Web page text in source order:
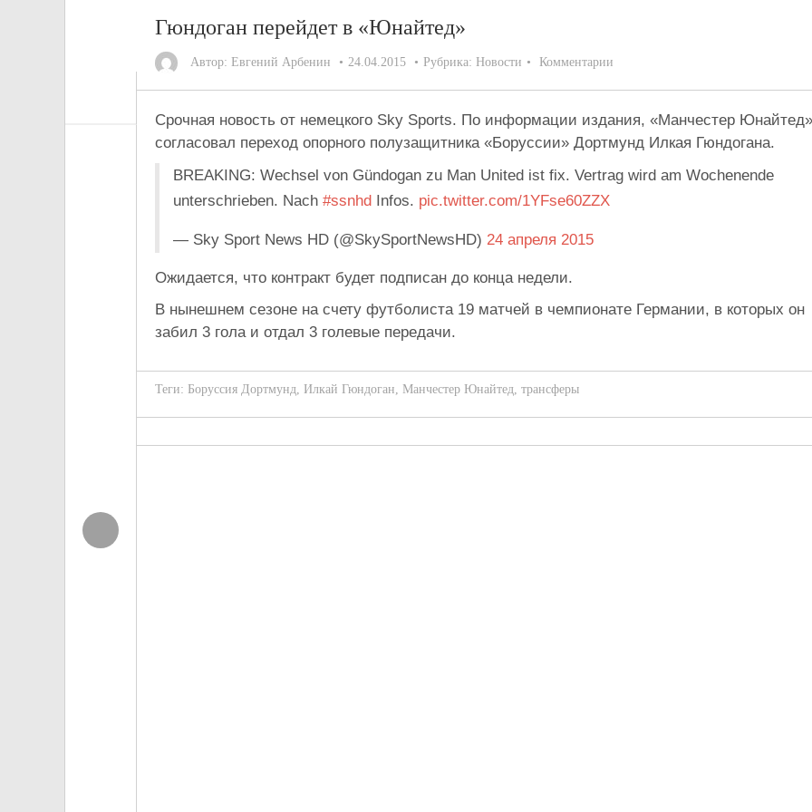
Гюндоган перейдет в «Юнайтед»
Автор: Евгений Арбенин 24.04.2015 Рубрика: Новости Комментарии
Срочная новость от немецкого Sky Sports. По информации издания, «Манчестер Юнайтед»
согласовал переход опорного полузащитника «Боруссии» Дортмунд Илкая Гюндогана.
BREAKING: Wechsel von Gündogan zu Man United ist fix. Vertrag wird am Wochenende
unterschrieben. Nach #ssnhd Infos. pic.twitter.com/1YFse60ZZX
— Sky Sport News HD (@SkySportNewsHD) 24 апреля 2015
Ожидается, что контракт будет подписан до конца недели.
В нынешнем сезоне на счету футболиста 19 матчей в чемпионате Германии, в которых он
забил 3 гола и отдал 3 голевые передачи.
Теги: Боруссия Дортмунд, Илкай Гюндоган, Манчестер Юнайтед, трансферы